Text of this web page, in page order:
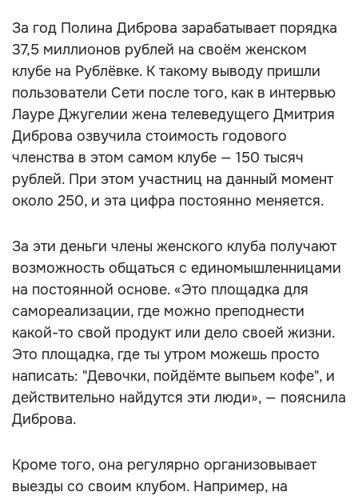
За год Полина Диброва зарабатывает порядка
37,5 миллионов рублей на своём женском
клубе на Рублёвке. К такому выводу пришли
пользователи Сети после того, как в интервью
Лауре Джугелии жена телеведущего Дмитрия
Диброва озвучила стоимость годового
членства в этом самом клубе — 150 тысяч
рублей. При этом участниц на данный момент
около 250, и эта цифра постоянно меняется.
За эти деньги члены женского клуба получают
возможность общаться с единомышленницами
на постоянной основе. «Это площадка для
самореализации, где можно преподнести
какой-то свой продукт или дело своей жизни.
Это площадка, где ты утром можешь просто
написать: "Девочки, пойдёмте выпьем кофе", и
действительно найдутся эти люди», — пояснила
Диброва.
Кроме того, она регулярно организовывает
выезды со своим клубом. Например, на